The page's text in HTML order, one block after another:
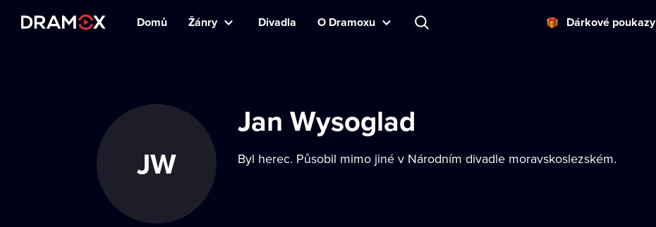
Domů Žánry Divadla O Dramoxu Dárkové poukazy
JW
Jan Wysoglad
Byl herec. Působil mimo jiné v Národním divadle moravskoslezském.